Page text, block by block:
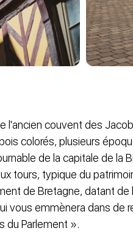
l'ancien couvent des
colorés, plusieurs
de la capitale de la
tours, typique du
de Bretagne, datant
vous emmènera dans de
du Parlement ».